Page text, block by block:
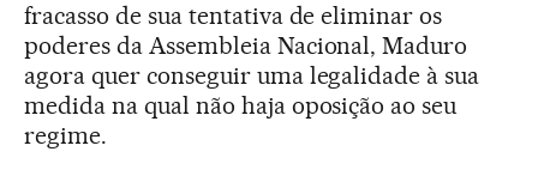
fracasso de sua tentativa de eliminar os
poderes da Assembleia Nacional, Maduro
agora quer conseguir uma legalidade à sua
medida na qual não haja oposição ao seu
regime.